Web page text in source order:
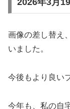
2026年3月
画像の差し替え
いました。
今後もより良い
今年も、私の自